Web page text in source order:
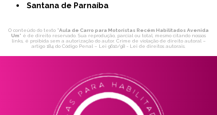
Santana de Parnaíba
O conteúdo do texto "Aula de Carro para Motoristas Recém Habilitados Avenida
Um" é de direito reservado. Sua reprodução, parcial ou total, mesmo citando nossos
links, é proibida sem a autorização do autor. Crime de violação de direito autoral –
artigo 184 do Código Penal – Lei 9610/98 - Lei de direitos autorais.